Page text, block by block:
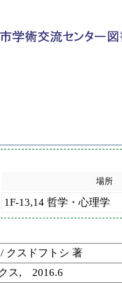
場所
1F-13,14 哲学・心理学
クスドフトシ 著
ス, 2016.6